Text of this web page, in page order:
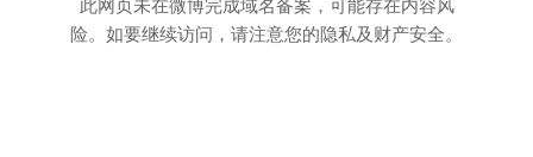
此网页未在微博完成域名备案，可能存在内容风
险。如要继续访问，请注意您的隐私及财产安全。